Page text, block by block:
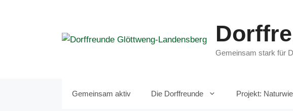
Gemeinsam stark für
Gemeinsam aktiv Die Dorffreunde Projekt: